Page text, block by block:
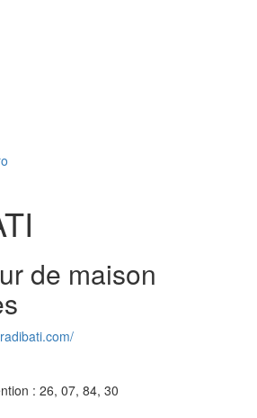
de maison
: 26, 07, 84, 30